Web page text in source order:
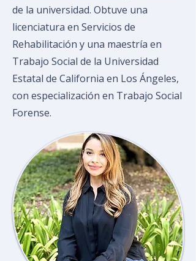
de la universidad. Obtuve una
licenciatura en Servicios de
Rehabilitación y una maestría en
Trabajo Social de la Universidad
Estatal de California en Los Ángeles,
con especialización en Trabajo Social
Forense.